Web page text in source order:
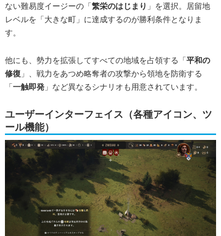
ない難易度イージーの「繁栄のはじまり 」を選択。居留地
レベルを「大きな町」に達成するのが勝利条件となりま
す。
他にも、勢力を拡張してすべての地域を占領する「平和の
修復 」、戦力をあつめ略奪者の攻撃から領地を防衛する
「一触即発 」など異なるシナリオも用意されています。
ユーザーインターフェイス（各種アイコン、ツ
ール機能）